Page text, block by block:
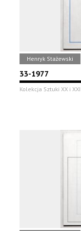
Henryk Stażewski
33-1977
Kolekcja Sztuki XX i